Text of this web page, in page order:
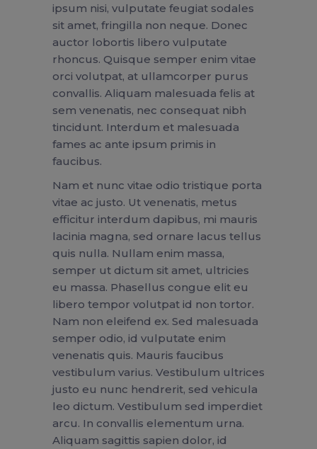
ipsum nisi, vulputate feugiat sodales
sit amet, fringilla non neque. Donec
auctor lobortis libero vulputate
rhoncus. Quisque semper enim vitae
orci volutpat, at ullamcorper purus
convallis. Aliquam malesuada felis at
sem venenatis, nec consequat nibh
tincidunt. Interdum et malesuada
fames ac ante ipsum primis in
faucibus.
Nam et nunc vitae odio tristique porta
vitae ac justo. Ut venenatis, metus
efficitur interdum dapibus, mi mauris
lacinia magna, sed ornare lacus tellus
quis nulla. Nullam enim massa,
semper ut dictum sit amet, ultricies
eu massa. Phasellus congue elit eu
libero tempor volutpat id non tortor.
Nam non eleifend ex. Sed malesuada
semper odio, id vulputate enim
venenatis quis. Mauris faucibus
vestibulum varius. Vestibulum ultrices
justo eu nunc hendrerit, sed vehicula
leo dictum. Vestibulum sed imperdiet
arcu. In convallis elementum urna.
Aliquam sagittis sapien dolor, id